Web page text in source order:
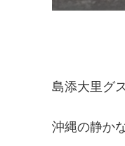
島添大里グ
沖縄の静か